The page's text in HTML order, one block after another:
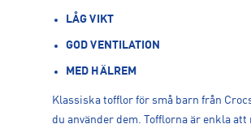
LÅG VIKT
GOD VENTILATION
MED HÄLREM
Klassiska tofflor för små barn från
du använder dem. Tofflorna är enkla